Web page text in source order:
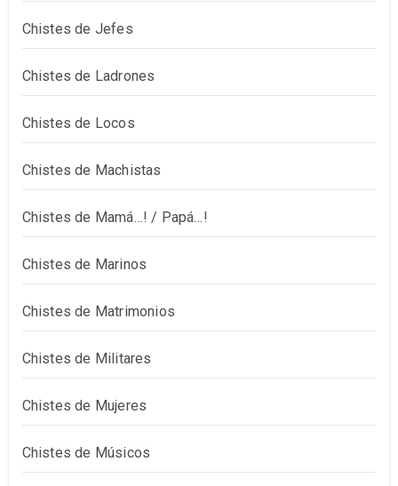
Chistes de Jefes
Chistes de Ladrones
Chistes de Locos
Chistes de Machistas
Chistes de Mamá…! / Papá…!
Chistes de Marinos
Chistes de Matrimonios
Chistes de Militares
Chistes de Mujeres
Chistes de Músicos